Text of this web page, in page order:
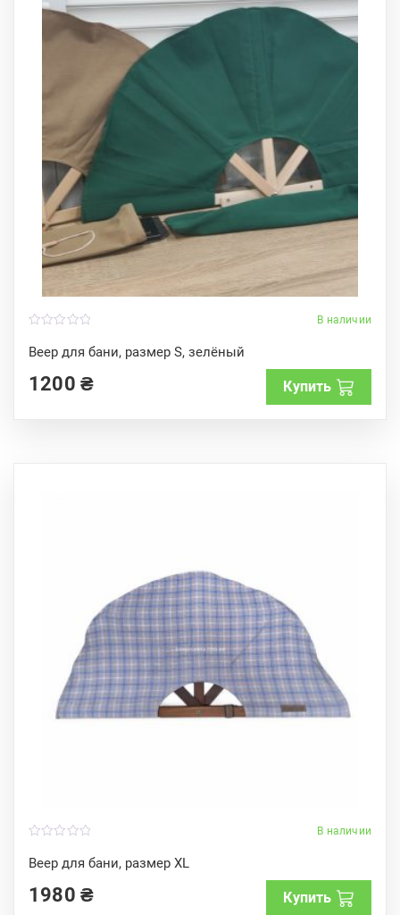
В наличии
Веер для бани, размер S, зелёный
o
u
o
1200 ₴ Купить
В наличии
Веер для бани, размер XL
o
u
o
1980 ₴ Купить